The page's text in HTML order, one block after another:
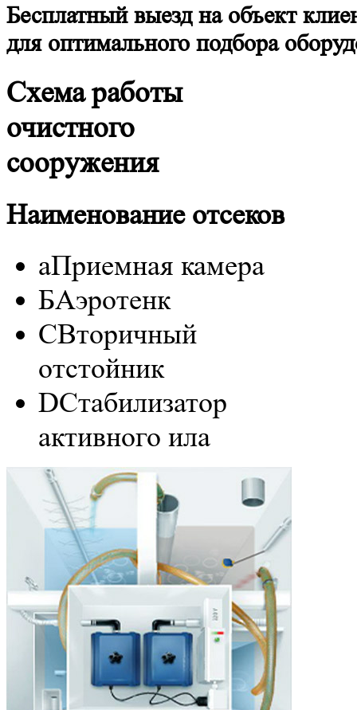
Бесплатный выезд на объект
для оптимального подбора
Схема работы
очистного
сооружения
Наименование отсеков
аПриемная камера
БАэротенк
CВторичный
отстойник
DСтабилизатор
активного ила